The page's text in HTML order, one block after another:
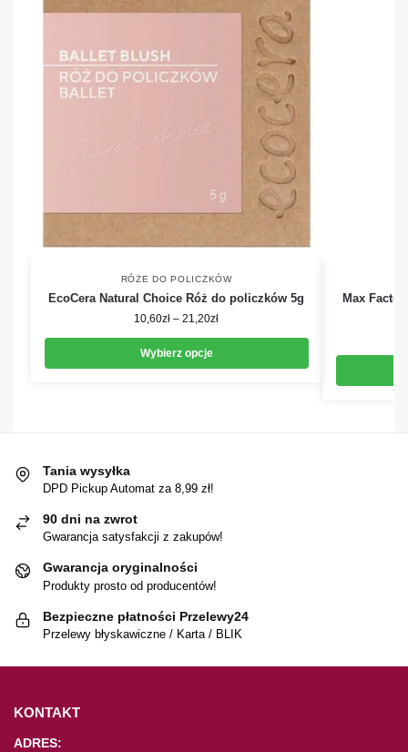
RÓŻE DO POLICZKÓW
EcoCera Natural Choice Róż do policzków 5g
10,60zł – 21,20zł
Wybierz opcje
Max
Tania wysyłka
DPD Pickup Automat za 8,99 zł!
90 dni na zwrot
Gwarancja satysfakcji z zakupów!
Gwarancja oryginalności
Produkty prosto od producentów!
Bezpieczne płatności Przelewy24
Przelewy błyskawiczne / Karta / BLIK
KONTAKT
ADRES: